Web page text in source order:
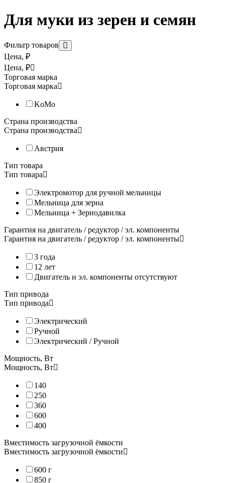
- специй.
Для приготовления муки не нужно электричество: Вы сами
Каждая мельница Handmill сделана австрийскими мастерами
Электрическая мельница для зерна KoMo Fidibus Classic
Электрическая мельница KoMo Fidibus Classic подходит для
- Твёрдого зерна (рис, гречка, пшено, кукуруза);
- Семян бобовых;
- Кофе;
Просто насыпьте нужное количество зерна в загрузочную
Все мельницы КоМо изготовлены на фирменном заводе в
Интернет-магазин «Все Соки» – официальный поставщик
Внешний электрический мотор, предназначенный для
Ручная мельница KoMo Handmill
Для муки из зерен и семян
Фильтр товаров
Цена, ₽
Цена, ₽
Торговая марка
Торговая марка
KoMo
Страна производства
Страна производства
Австрия
Тип товара
Тип товара
Электромотор для ручной мельницы
Мельница для зерна
Мельница + Зернодавилка
Гарантия на двигатель / редуктор / эл. компоненты
Гарантия на двигатель / редуктор / эл. компоненты
3 года
12 лет
Двигатель и эл. компоненты отсутствуют
Тип привода
Тип привода
Электрический
Ручной
Электрический / Ручной
Мощность, Вт
Мощность, Вт
140
250
360
600
400
Вместимость загрузочной ёмкости
Вместимость загрузочной ёмкости
600 г
850 г